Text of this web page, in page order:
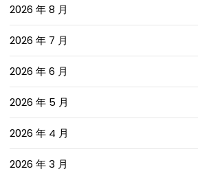
2026 年 8 月
2026 年 7 月
2026 年 6 月
2026 年 5 月
2026 年 4 月
2026 年 3 月